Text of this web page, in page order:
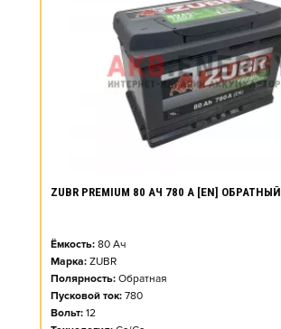
ZUBR PREMIUM 80 АЧ 780 А [EN] ОБРАТНЫЙ
Ёмкость: 80 Ач
Марка: ZUBR
Полярность: Обратная
Пусковой ток: 780
Вольт: 12